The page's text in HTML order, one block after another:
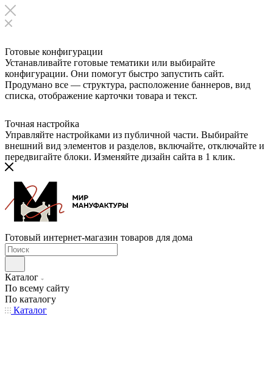
Готовые конфигурации
Устанавливайте готовые тематики или выбирайте
конфигурации. Они помогут быстро запустить сайт.
Продумано все — структура, расположение баннеров, вид
списка, отображение карточки товара и текст.
Точная настройка
Управляйте настройками из публичной части. Выбирайте
внешний вид элементов и разделов, включайте, отключайте и
передвигайте блоки. Изменяйте дизайн сайта в 1 клик.
Готовый интернет-магазин товаров для дома
Каталог
По всему сайту
По каталогу
Каталог